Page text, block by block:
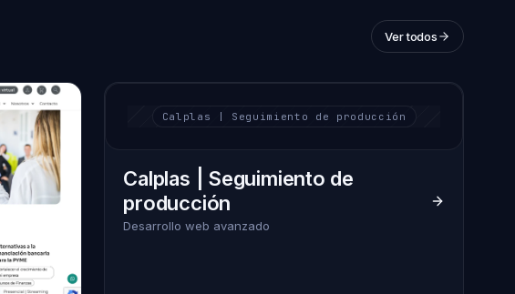
Ver todos
Calplas | Seguimiento de producción
Calplas | Seguimiento de
producción
Desarrollo web avanzado